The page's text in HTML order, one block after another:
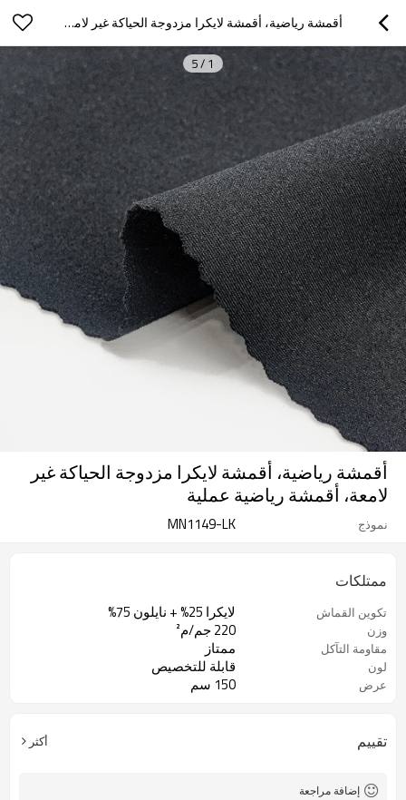
أقمشة رياضية، أقمشة لايكرا مزدوجة الحياكة غير لامعة، أقمشة رياضية عملية
1
/
5
أقمشة رياضية، أقمشة لايكرا مزدوجة الحياكة غير
لامعة، أقمشة رياضية عملية
نموذج MN1149-LK
ممتلكات
تكوين القماش لايكرا 25% + نايلون 75%
وزن 220 جم/م²
مقاومة التآكل ممتاز
لون قابلة للتخصيص
عرض 150 سم
تقييم أكثر
إضافة مراجعة